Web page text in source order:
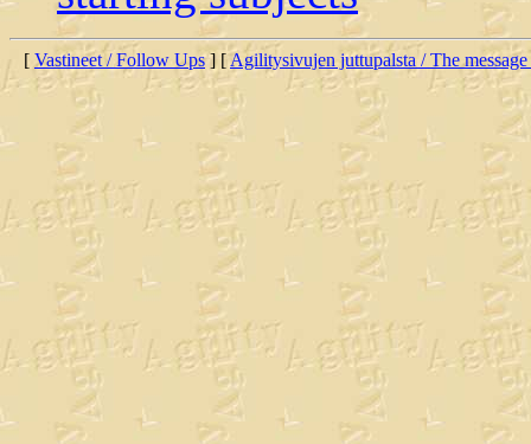
[ Vastineet / Follow Ups] [Agilitysivujen juttupalsta / The